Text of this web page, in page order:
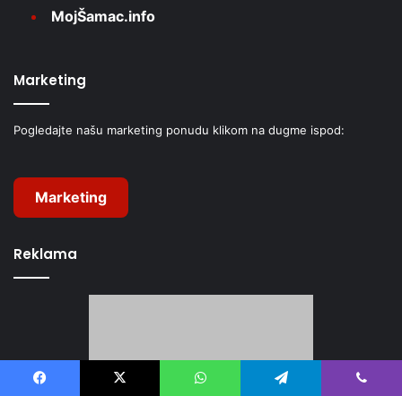
MojŠamac.info
Marketing
Pogledajte našu marketing ponudu klikom na dugme ispod:
Marketing
Reklama